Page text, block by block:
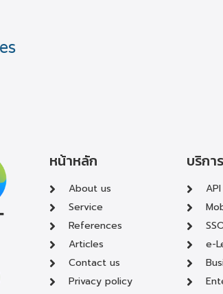
หน้าหลัก
About us
Service
References
Articles
Contact us
Privacy policy
บริกา
e-